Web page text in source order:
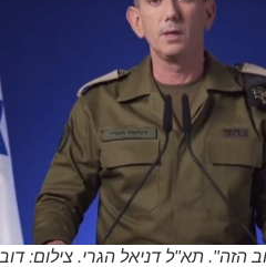
תא"ל דניאל הגרי. צילום: דובר